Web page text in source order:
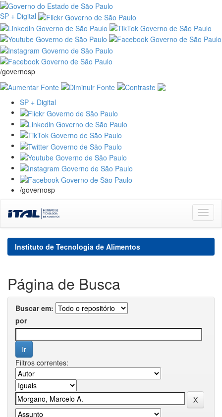
SP + Digital
/governosp
SP + Digital
/governosp
navigation
Instituto de Tecnologia de Alimentos
Página de Busca
Buscar em:
por
Filtros correntes: